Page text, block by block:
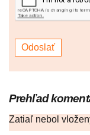
Prehľad
Zatiaľ nebol